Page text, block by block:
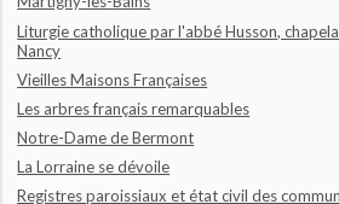
Liturgie catholique par l'abbé Husson,
Nancy
Vieilles Maisons Françaises
Les arbres français remarquables
Notre-Dame de Bermont
La Lorraine se dévoile
Registres paroissiaux et état civil des